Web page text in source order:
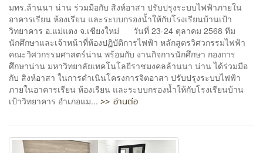
มทร.ล้านนา น่าน ร่วมมือกับ สิงห์อาสา ปรับปรุงระบบไฟฟ้าภายใน
อาคารเรียน ห้องเรียน และระบบกรองน้ำให้กับโรงเรียนบ้านเป้า
วิทยาคาร อ.แม่แตง จ.เชียงใหม่ วันที่ 23-24 ตุลาคม 2568 ทีม
นักศึกษาและเจ้าหน้าที่ห้องปฏิบัติการไฟฟ้า หลักสูตรวิศวกรรมไฟฟ้า
คณะวิศวกรรมศาสตร์น่าน พร้อมกับ งานกิจการนักศึกษา กองการ
ศึกษาน่าน มหาวิทยาลัยเทคโนโลยีราชมงคลล้านนา น่าน ได้ร่วมมือ
กับ สิงห์อาสา ในการดำเนินโครงการจิตอาสา ปรับปรุงระบบไฟฟ้า
ภายในอาคารเรียน ห้องเรียน และระบบกรองน้ำให้กับโรงเรียนบ้าน
เป้าวิทยาคาร อำเภอแม... >> อ่านต่อ